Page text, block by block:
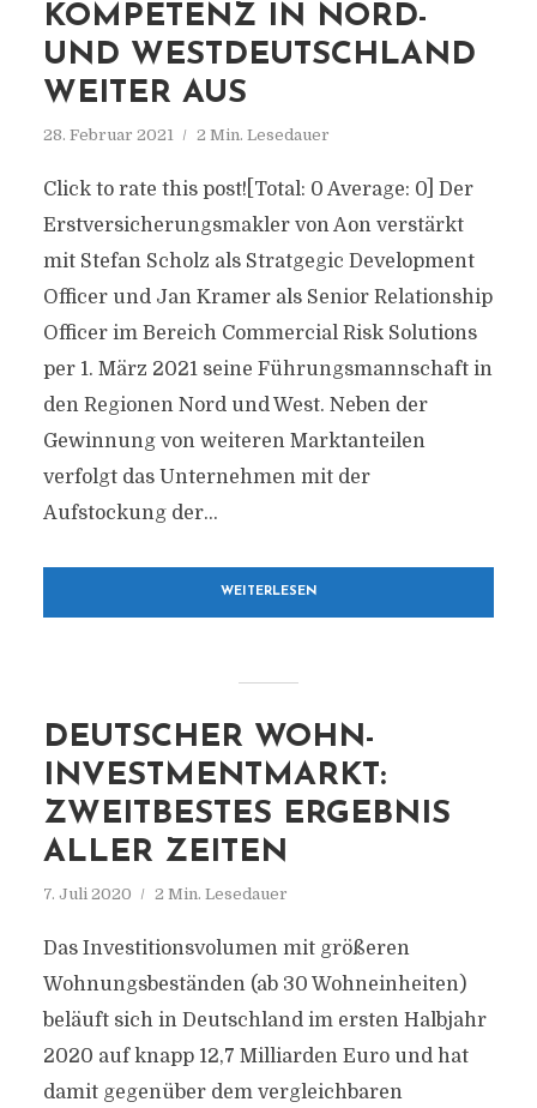
KOMPETENZ IN NORD-
UND WESTDEUTSCHLAND
WEITER AUS
28. Februar 2021 2 Min. Lesedauer
Click to rate this post![Total: 0 Average: 0] Der
Erstversicherungsmakler von Aon verstärkt
mit Stefan Scholz als Stratgegic Development
Officer und Jan Kramer als Senior Relationship
Officer im Bereich Commercial Risk Solutions
per 1. März 2021 seine Führungsmannschaft in
den Regionen Nord und West. Neben der
Gewinnung von weiteren Marktanteilen
verfolgt das Unternehmen mit der
Aufstockung der...
WEITERLESEN
DEUTSCHER WOHN-
INVESTMENTMARKT:
ZWEITBESTES ERGEBNIS
ALLER ZEITEN
7. Juli 2020 2 Min. Lesedauer
Das Investitionsvolumen mit größeren
Wohnungsbeständen (ab 30 Wohneinheiten)
beläuft sich in Deutschland im ersten Halbjahr
2020 auf knapp 12,7 Milliarden Euro und hat
damit gegenüber dem vergleichbaren